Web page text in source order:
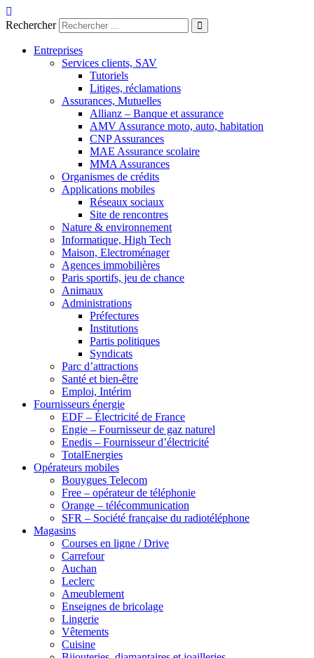
Aller
au
Rechercher
Entreprises
Services clients, SAV
Tutoriels
Litiges, réclamations
Assurances, Mutuelles
Allianz – Banque et assurance
AMV Assurance moto, auto, habitation
CNP Assurances
MAE Assurance scolaire
MMA Assurances
Organismes de crédits
Applications mobiles
Réseaux sociaux
Site de rencontres
Nature & environnement
Informatique, High Tech
Maison, Electroménager
Agences immobilières
Paris sportifs, jeu de chance
Animaux
Administrations
Préfectures
Institutions
Partis politiques
Syndicats
Parc d’attractions
Santé et bien-être
Emploi, Intérim
Fournisseurs énergie
EDF – Électricité de France
Engie – Fournisseur de gaz naturel
Enedis – Fournisseur d’électricité
TotalEnergies
Opérateurs mobiles
Bouygues Telecom
Free – opérateur de téléphonie
Orange – télécommunication
SFR – Société française du radiotéléphone
Magasins
Courses en ligne / Drive
Carrefour
Auchan
Leclerc
Ameublement
Enseignes de bricolage
Lingerie
Vêtements
Cuisine